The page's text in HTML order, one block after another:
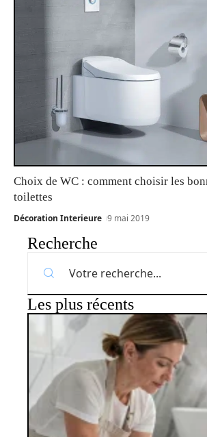
Choix de WC : comment choisir les
toilettes
Décoration Interieure 9 mai 2019
Recherche
Les plus récents